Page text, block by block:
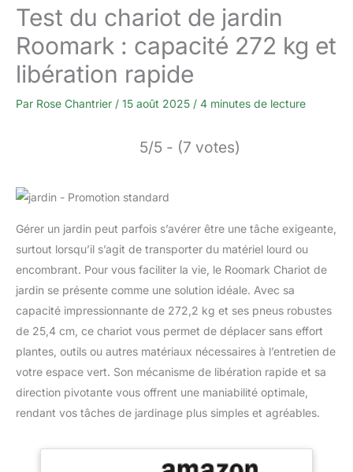
Test du chariot de jardin
Roomark : capacité 272 kg et
libération rapide
Par Rose Chantrier / 15 août 2025 / 4 minutes de lecture
5/5 - (7 votes)
Gérer un jardin peut parfois s’avérer être une tâche exigeante,
surtout lorsqu’il s’agit de transporter du matériel lourd ou
encombrant. Pour vous faciliter la vie, le Roomark Chariot de
jardin se présente comme une solution idéale. Avec sa
capacité impressionnante de 272,2 kg et ses pneus robustes
de 25,4 cm, ce chariot vous permet de déplacer sans effort
plantes, outils ou autres matériaux nécessaires à l’entretien de
votre espace vert. Son mécanisme de libération rapide et sa
direction pivotante vous offrent une maniabilité optimale,
rendant vos tâches de jardinage plus simples et agréables.